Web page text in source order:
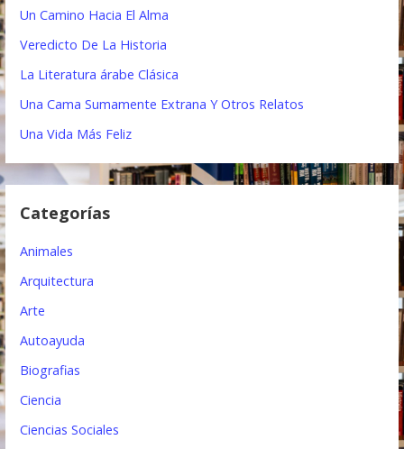
ó
n
d
e
Un Camino Hacia El Alma
Veredicto De La Historia
La Literatura árabe Clásica
Una Cama Sumamente Extrana Y Otros Relatos
Una Vida Más Feliz
Categorías
Animales
Arquitectura
Arte
Autoayuda
Biografias
Ciencia
Ciencias Sociales